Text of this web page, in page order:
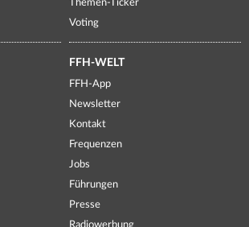
Themen-Ticker
Voting
FFH-WELT
FFH-App
Newsletter
Kontakt
Frequenzen
Jobs
Führungen
Presse
Radiowerbung